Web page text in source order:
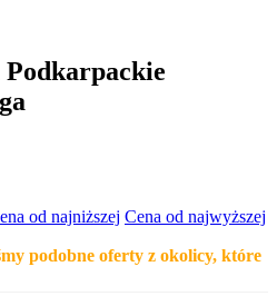
od najniższej Cena od najwyższej
podobne oferty z okolicy, które